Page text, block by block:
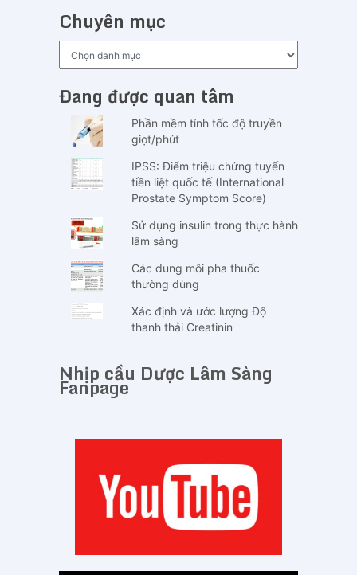
Chuyên mục
mục
Đang được quan tâm
Phần mềm tính tốc độ truyền
giọt/phút
IPSS: Điểm triệu chứng tuyến
tiền liệt quốc tế (International
Prostate Symptom Score)
Sử dụng insulin trong thực hành
lâm sàng
Các dung môi pha thuốc
thường dùng
Xác định và ước lượng Độ
thanh thải Creatinin
Nhịp cầu Dược Lâm Sàng
Fanpage